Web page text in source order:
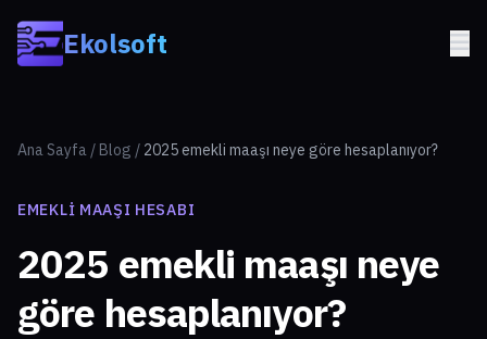
Ekolsoft
Ana Sayfa / Blog / 2025 emekli maaşı neye göre hesaplanıyor?
EMEKLI MAAŞI HESABI
2025 emekli maaşı neye
göre hesaplanıyor?